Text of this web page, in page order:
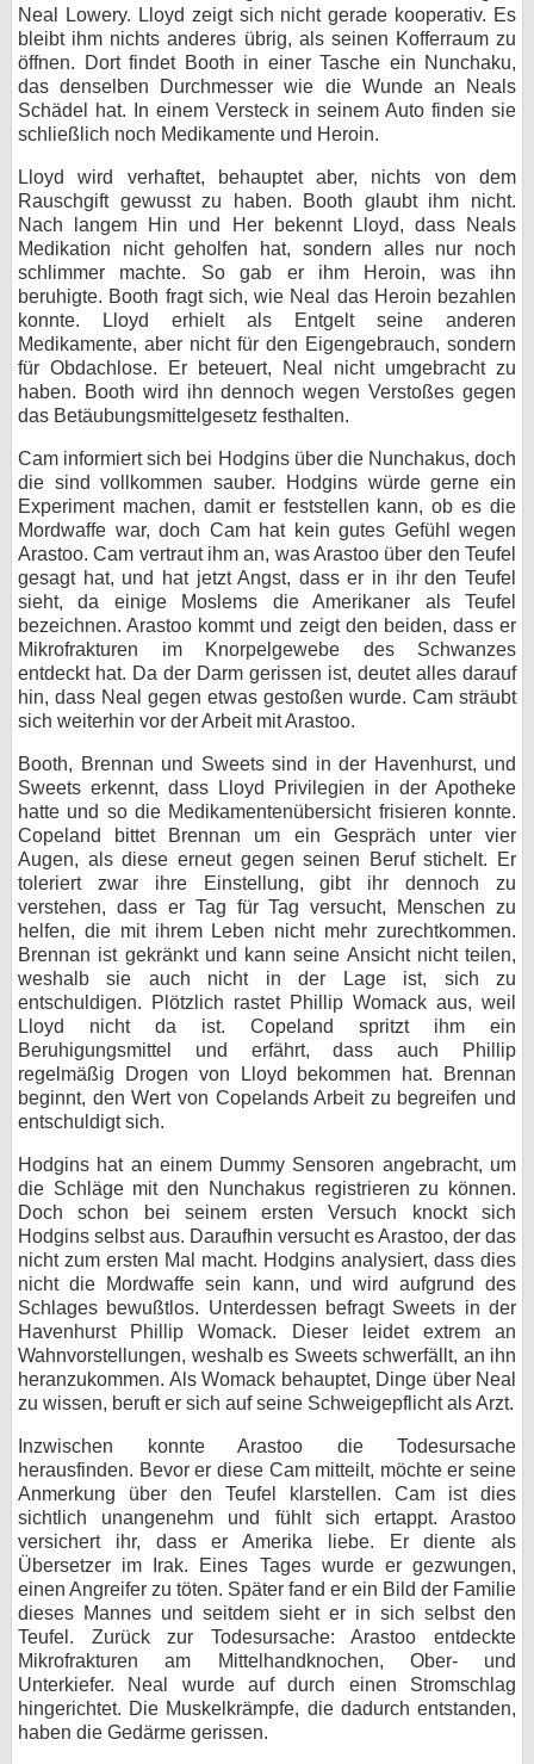
Neal Lowery. Lloyd zeigt sich nicht gerade kooperativ. Es
bleibt ihm nichts anderes übrig, als seinen Kofferraum zu
öffnen. Dort findet Booth in einer Tasche ein Nunchaku,
das denselben Durchmesser wie die Wunde an Neals
Schädel hat. In einem Versteck in seinem Auto finden sie
schließlich noch Medikamente und Heroin.
Lloyd wird verhaftet, behauptet aber, nichts von dem
Rauschgift gewusst zu haben. Booth glaubt ihm nicht.
Nach langem Hin und Her bekennt Lloyd, dass Neals
Medikation nicht geholfen hat, sondern alles nur noch
schlimmer machte. So gab er ihm Heroin, was ihn
beruhigte. Booth fragt sich, wie Neal das Heroin bezahlen
konnte. Lloyd erhielt als Entgelt seine anderen
Medikamente, aber nicht für den Eigengebrauch, sondern
für Obdachlose. Er beteuert, Neal nicht umgebracht zu
haben. Booth wird ihn dennoch wegen Verstoßes gegen
das Betäubungsmittelgesetz festhalten.
Cam informiert sich bei Hodgins über die Nunchakus, doch
die sind vollkommen sauber. Hodgins würde gerne ein
Experiment machen, damit er feststellen kann, ob es die
Mordwaffe war, doch Cam hat kein gutes Gefühl wegen
Arastoo. Cam vertraut ihm an, was Arastoo über den Teufel
gesagt hat, und hat jetzt Angst, dass er in ihr den Teufel
sieht, da einige Moslems die Amerikaner als Teufel
bezeichnen. Arastoo kommt und zeigt den beiden, dass er
Mikrofrakturen im Knorpelgewebe des Schwanzes
entdeckt hat. Da der Darm gerissen ist, deutet alles darauf
hin, dass Neal gegen etwas gestoßen wurde. Cam sträubt
sich weiterhin vor der Arbeit mit Arastoo.
Booth, Brennan und Sweets sind in der Havenhurst, und
Sweets erkennt, dass Lloyd Privilegien in der Apotheke
hatte und so die Medikamentenübersicht frisieren konnte.
Copeland bittet Brennan um ein Gespräch unter vier
Augen, als diese erneut gegen seinen Beruf stichelt. Er
toleriert zwar ihre Einstellung, gibt ihr dennoch zu
verstehen, dass er Tag für Tag versucht, Menschen zu
helfen, die mit ihrem Leben nicht mehr zurechtkommen.
Brennan ist gekränkt und kann seine Ansicht nicht teilen,
weshalb sie auch nicht in der Lage ist, sich zu
entschuldigen. Plötzlich rastet Phillip Womack aus, weil
Lloyd nicht da ist. Copeland spritzt ihm ein
Beruhigungsmittel und erfährt, dass auch Phillip
regelmäßig Drogen von Lloyd bekommen hat. Brennan
beginnt, den Wert von Copelands Arbeit zu begreifen und
entschuldigt sich.
Hodgins hat an einem Dummy Sensoren angebracht, um
die Schläge mit den Nunchakus registrieren zu können.
Doch schon bei seinem ersten Versuch knockt sich
Hodgins selbst aus. Daraufhin versucht es Arastoo, der das
nicht zum ersten Mal macht. Hodgins analysiert, dass dies
nicht die Mordwaffe sein kann, und wird aufgrund des
Schlages bewußtlos. Unterdessen befragt Sweets in der
Havenhurst Phillip Womack. Dieser leidet extrem an
Wahnvorstellungen, weshalb es Sweets schwerfällt, an ihn
heranzukommen. Als Womack behauptet, Dinge über Neal
zu wissen, beruft er sich auf seine Schweigepflicht als Arzt.
Inzwischen konnte Arastoo die Todesursache
herausfinden. Bevor er diese Cam mitteilt, möchte er seine
Anmerkung über den Teufel klarstellen. Cam ist dies
sichtlich unangenehm und fühlt sich ertappt. Arastoo
versichert ihr, dass er Amerika liebe. Er diente als
Übersetzer im Irak. Eines Tages wurde er gezwungen,
einen Angreifer zu töten. Später fand er ein Bild der Familie
dieses Mannes und seitdem sieht er in sich selbst den
Teufel. Zurück zur Todesursache: Arastoo entdeckte
Mikrofrakturen am Mittelhandknochen, Ober- und
Unterkiefer. Neal wurde auf durch einen Stromschlag
hingerichtet. Die Muskelkrämpfe, die dadurch entstanden,
haben die Gedärme gerissen.